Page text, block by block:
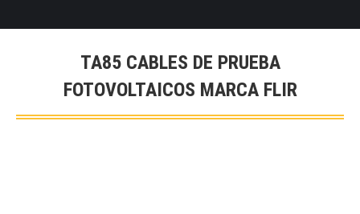
TA85 CABLES DE PRUEBA
FOTOVOLTAICOS MARCA FLIR